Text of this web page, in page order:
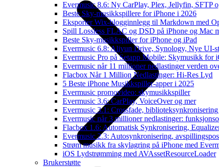
Evermusic 8.6: Ny CarPlay, Plex, Jellyfin, SFTP
Beste Sky-musikkspillere for iPhone i 2026
Eksporter Wix-blogginnlegg til Markdown med
Spill Lossless FLAC og DSD på iPhone og Mac
Beste Sky-musikkspiller for iPhone og iPad
Evermusic 6.8: Aliyun Drive, Synology, Nye UI-
Evermusic Pro på Setapp Mobile: Skymusikk for
Evermusic når 11 millioner nedlastinger verden
Flacbox Når 1 Million Nedlastinger: Hi-Res Lyd
5 Beste iPhone Musikkspiller-apper i 2025
Evermusic promovideo: skymusikkspiller
Evermusic 3.6: CarPlay, VoiceOver og mer
Evermusic 3.1: Crossfade,
Evermusic når 3 millioner nedlastinger:
Flacbox 1.6: Automatisk Synkronisering,
Evermusic 2.3: Autosynkronisering,
Strøm musikk fra skylagring på iPhone med
iOS Lydstrømming med AVAssetResourceLoader
Brukerstøtte